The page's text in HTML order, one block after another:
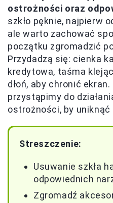
ostrożności oraz
szkło pęknie, najpierw
ale warto zachować
początku zgromadzić
Przydadzą się: cienka
kredytowa, taśma
dłoń, aby chronić
przystąpimy do
ostrożności, by uniknąć
Streszczenie:
Usuwanie szkła
odpowiednich
Zgromadź